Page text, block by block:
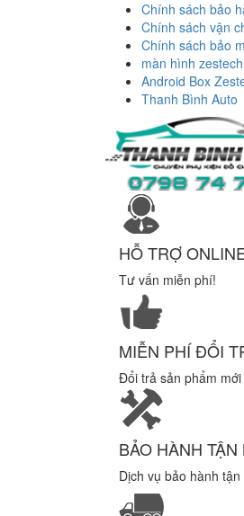
Chính sách bảo
Chính sách vận
Chính sách bảo
màn hình zestech
Android Box
Thanh Bình Auto
HỖ TRỢ
Tư vấn miễn phí!
MIỄN PHÍ ĐỔI
Đổi trả sản phẩm mới
BẢO HÀNH TẬN
Dịch vụ bảo hành tận